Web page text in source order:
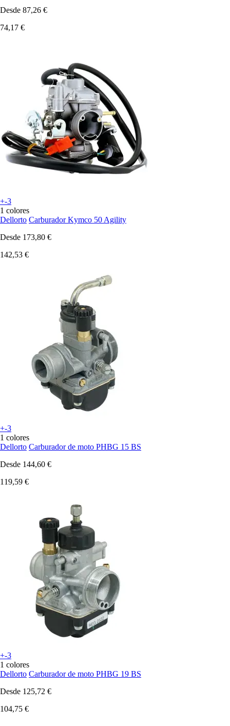
Desde 87,26 €
74,17 €
+-3
1 colores
Dellorto Carburador Kymco 50 Agility
Desde 173,80 €
142,53 €
+-3
1 colores
Dellorto Carburador de moto PHBG 15 BS
Desde 144,60 €
119,59 €
+-3
1 colores
Dellorto Carburador de moto PHBG 19 BS
Desde 125,72 €
104,75 €